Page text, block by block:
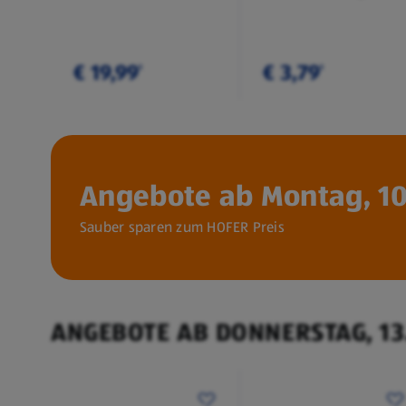
€ 19,99¹ € 3,79¹
Angebote ab Montag,
Sauber sparen zum HOFER Preis
ANGEBOTE AB DONNERSTAG,